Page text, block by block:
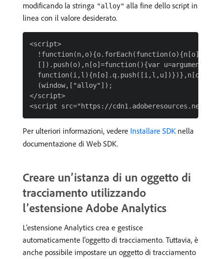
modificando la stringa "alloy" alla fine dello script in
linea con il valore desiderato.
<script>
[]).push(o),n[o]=function(){var
  (window,["alloy"]);
</script>
Per ulteriori informazioni, vedere Installare SDK nella
documentazione di Web SDK.
Creare un’istanza di un oggetto di
tracciamento utilizzando
l’estensione Adobe Analytics
L'estensione Analytics crea e gestisce
automaticamente l'oggetto di tracciamento. Tuttavia, è
anche possibile impostare un oggetto di tracciamento